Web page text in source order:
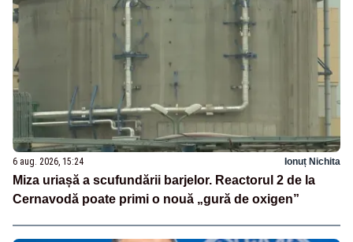
6 aug. 2026, 15:24 Ionuț Nichita
Miza uriașă a scufundării barjelor. Reactorul 2 de la
Cernavodă poate primi o nouă „gură de oxigen”